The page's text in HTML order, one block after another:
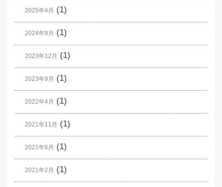
2025年4月 (1)
2024年9月 (1)
2023年12月 (1)
2023年9月 (1)
2022年4月 (1)
2021年11月 (1)
2021年6月 (1)
2021年2月 (1)